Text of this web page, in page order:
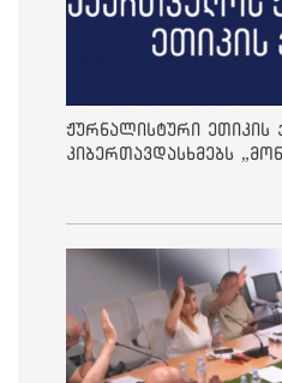
ჟურნალისტური ეთიკის
კიბერთავდასხმებს